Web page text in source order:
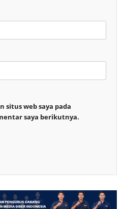
situs web saya pada
saya berikutnya.